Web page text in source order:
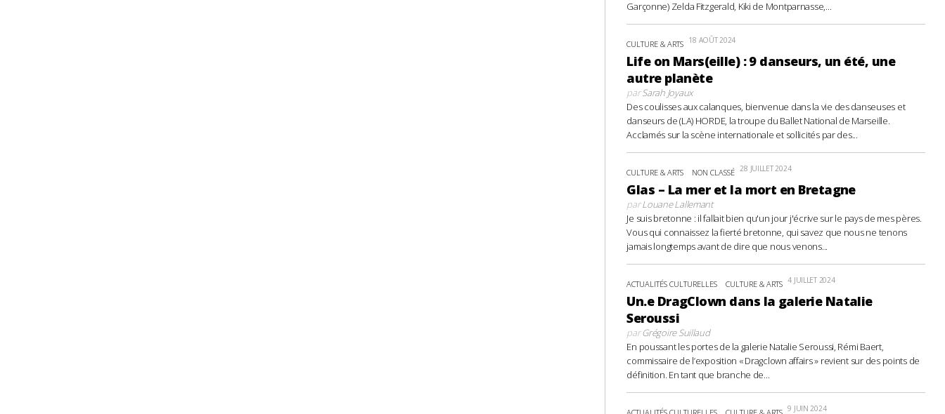
Garçonne) Zelda Fitzgerald, Kiki de Montparnasse,...
CULTURE & ARTS 18 AOÛT 2024
Life on Mars(eille) : 9 danseurs, un été, une
autre planète
parSarah Joyaux
Des coulisses aux calanques, bienvenue dans la vie des danseuses et
danseurs de (LA) HORDE, la troupe du Ballet National de Marseille.
Acclamés sur la scène internationale et sollicités par des...
CULTURE & ARTS NON CLASSÉ 28 JUILLET 2024
Glas – La mer et la mort en Bretagne
parLouane Lallemant
Je suis bretonne : il fallait bien qu'un jour j'écrive sur le pays de mes pères.
Vous qui connaissez la fierté bretonne, qui savez que nous ne tenons
jamais longtemps avant de dire que nous venons...
ACTUALITÉS CULTURELLES CULTURE & ARTS 4 JUILLET 2024
Un.e DragClown dans la galerie Natalie
Seroussi
parGrégoire Suillaud
En poussant les portes de la galerie Natalie Seroussi, Rémi Baert,
commissaire de l’exposition « Dragclown affairs » revient sur des points de
définition. En tant que branche de...
9 JUIN 2024